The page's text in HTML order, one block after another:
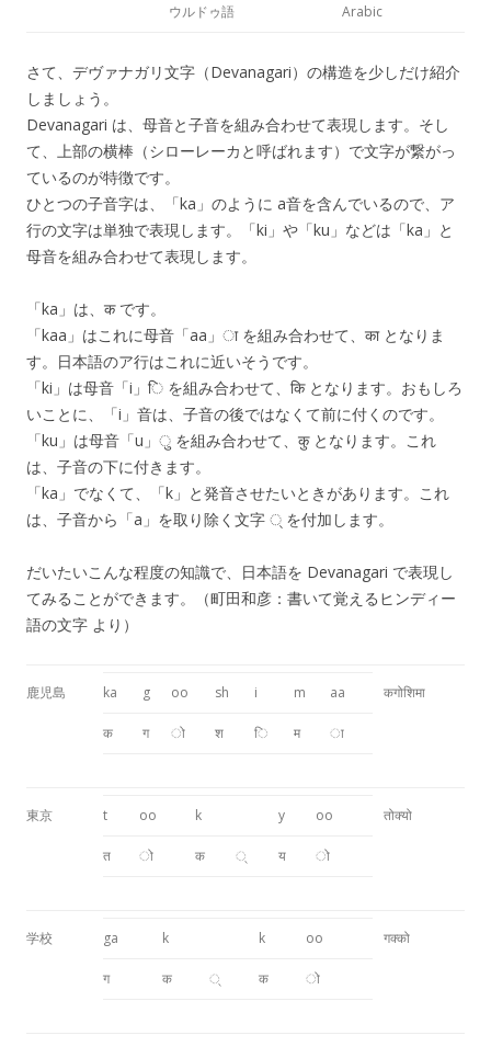
ウルドゥ語 Arabic
さて、デヴァナガリ文字（Devanagari）の構造を少しだけ紹介
しましょう。
Devanagari は、母音と子音を組み合わせて表現します。そし
て、上部の横棒（シローレーカと呼ばれます）で文字が繋がっ
ているのが特徴です。
ひとつの子音字は、「ka」のように a音を含んでいるので、ア
行の文字は単独で表現します。「ki」や「ku」などは「ka」と
母音を組み合わせて表現します。
「ka」は、 कです。
「kaa」はこれに母音「aa」 ाを組み合わせて、 काとなりま
す。日本語のア行はこれに近いそうです。
「ki」は母音「i」 ि を組み合わせて、 किとなります。おもしろ
いことに、「i」音は、子音の後ではなくて前に付くのです。
「ku」は母音「u」 ु を組み合わせて、 कुとなります。これ
は、子音の下に付きます。
「ka」でなくて、「k」と発音させたいときがあります。これ
は、子音から「a」を取り除く文字 ् を付加します。
だいたいこんな程度の知識で、日本語を Devanagari で表現し
てみることができます。（町田和彦：書いて覚えるヒンディー
語の文字 より）
鹿児島 ka g oo sh i m aa
क ग ो श ि म ा
कगोशिमा
東京 t oo k y oo
त ो क ् य ो
तोक्यो
学校 ga k k oo
ग क ् क ो
गक्को